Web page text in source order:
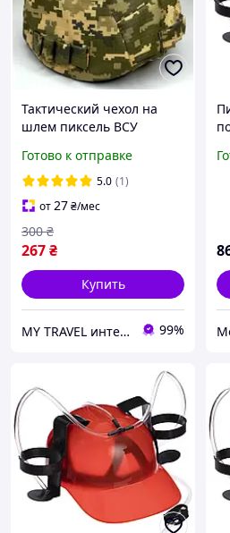
Тактический чехол на
шлем пиксель ВСУ
военный кавер на каску
пиксель мм14
Готово к отправке
5.0 (1)
от27₴/мес
267₴
300 ₴
Купить
MY TRAVEL интернет-магазин сумок, одежды и аксессуаров 99%